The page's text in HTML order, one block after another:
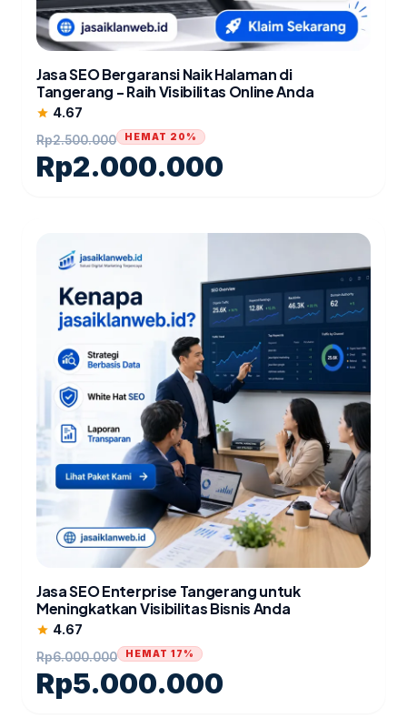
Jasa SEO Bergaransi Naik Halaman di
Tangerang - Raih Visibilitas Online Anda
star 4.67
Rp2.500.000
Rp2.000.000
HEMAT 20%
Jasa SEO Enterprise Tangerang untuk
Meningkatkan Visibilitas Bisnis Anda
star 4.67
Rp6.000.000
Rp5.000.000
HEMAT 17%